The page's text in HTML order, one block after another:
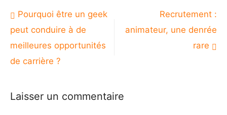
Navigation
de
l’article
Pourquoi être un geek
peut conduire à de
meilleures opportunités
de carrière ?
Recrutement :
animateur, une denrée
rare
Laisser un commentaire